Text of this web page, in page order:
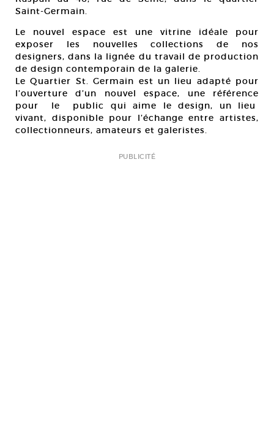
Saint-Germain.
Le nouvel espace est une vitrine idéale pour
exposer les nouvelles collections de nos
designers, dans la lignée du travail de production
de design contemporain de la galerie.
Le Quartier St. Germain est un lieu adapté pour
l’ouverture d’un nouvel espace, une référence
pour le public qui aime le design, un lieu
vivant, disponible pour l’échange entre artistes,
collectionneurs, amateurs et galeristes.
PUBLICITÉ